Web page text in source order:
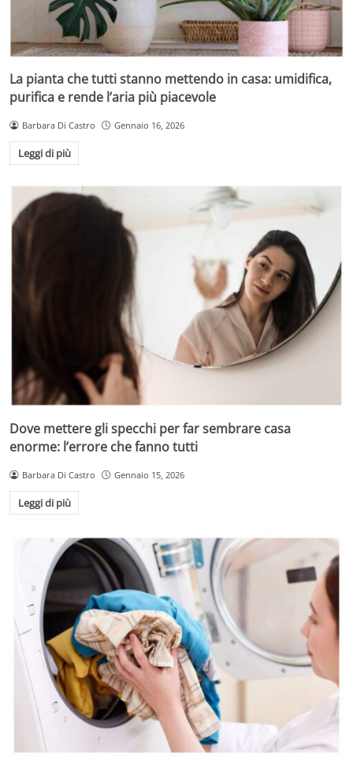
La pianta che tutti stanno mettendo in casa: umidifica,
purifica e rende l’aria più piacevole
Barbara Di Castro Gennaio 16, 2026
Leggi di più
Dove mettere gli specchi per far sembrare casa
enorme: l’errore che fanno tutti
Barbara Di Castro Gennaio 15, 2026
Leggi di più